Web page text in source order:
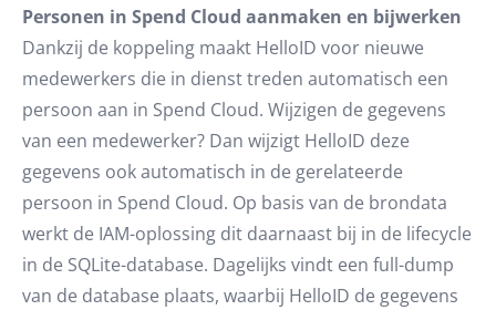
Personen in Spend Cloud aanmaken en bijwerken
Dankzij de koppeling maakt HelloID voor nieuwe
medewerkers die in dienst treden automatisch een
persoon aan in Spend Cloud. Wijzigen de gegevens
van een medewerker? Dan wijzigt HelloID deze
gegevens ook automatisch in de gerelateerde
persoon in Spend Cloud. Op basis van de brondata
werkt de IAM-oplossing dit daarnaast bij in de lifecycle
in de SQLite-database. Dagelijks vindt een full-dump
van de database plaats, waarbij HelloID de gegevens